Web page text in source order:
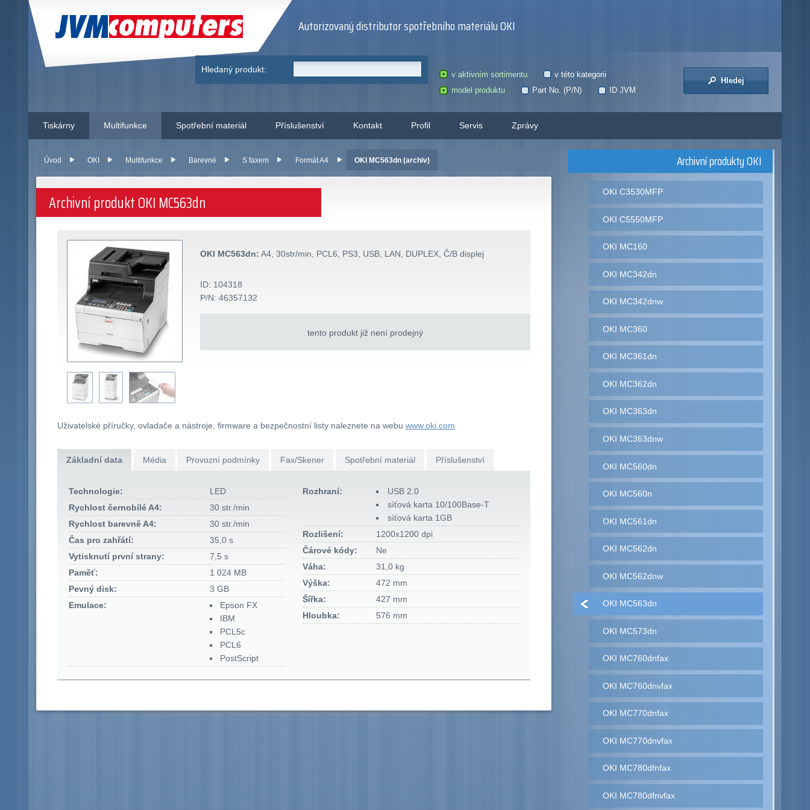
JVM Computers Autorizovaný distributor spotřebního materiálu OKI
Hledaný produkt:
v aktivním sortimentu
v této kategorii
model produktu
Part No. (P/N) ID JVM
Hledej
Tiskárny Multifunkce Spotřební materiál Příslušenství Kontakt Profil Servis Zprávy
Úvod OKI Multifunkce Barevné S faxem Formát A4 OKI MC563dn (archiv)
Archivní produkt OKI MC563dn
OKI MC563dn: A4, 30str/min, PCL6, PS3, USB, LAN, DUPLEX, Č/B displej
ID: 104318
P/N: 46357132
tento produkt již není prodejný
Uživatelské příručky, ovladače a nástroje, firmware a bezpečnostní listy naleznete na webu www.oki.com
Základní data Média Provozní podmínky Fax/Skener Spotřební materiál Příslušenství
Technologie:
LED
Rychlost černobílé A4:
30 str./min
Rychlost barevně A4:
30 str./min
Čas pro zahřátí:
35,0 s
Vytisknutí první strany:
7,5 s
Paměť:
1 024 MB
Pevný disk:
3 GB
Emulace:
Epson FX
IBM
PCL5c
PCL6
PostScript
Rozhraní:
USB 2.0
síťová karta 10/100Base-T
síťová karta 1GB
Rozlišení:
1200x1200 dpi
Čárové kódy:
Ne
Váha:
31,0 kg
Výška:
472 mm
Šířka:
427 mm
Hloubka:
576 mm
Archivní produkty OKI
OKI C3530MFP
OKI C5550MFP
OKI MC160
OKI MC342dn
OKI MC342dnw
OKI MC360
OKI MC361dn
OKI MC362dn
OKI MC363dn
OKI MC363dnw
OKI MC560dn
OKI MC560n
OKI MC561dn
OKI MC562dn
OKI MC562dnw
OKI MC563dn
OKI MC573dn
OKI MC760dnfax
OKI MC760dnvfax
OKI MC770dnfax
OKI MC770dnvfax
OKI MC780dfnfax
OKI MC780dfnvfax